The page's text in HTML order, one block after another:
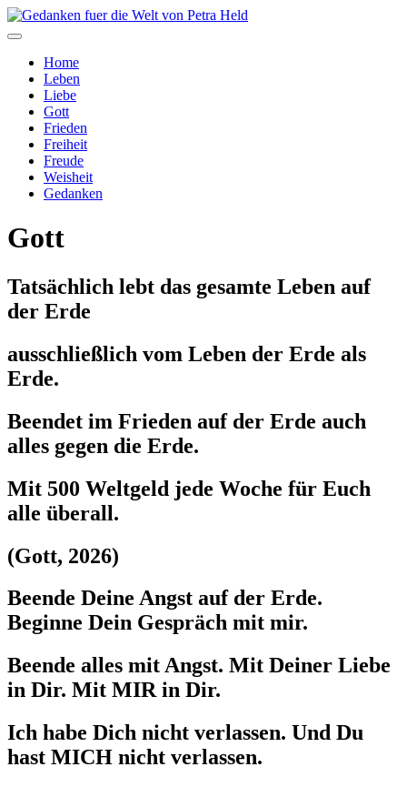
Home
Leben
Liebe
Gott
Frieden
Freiheit
Freude
Weisheit
Gedanken
Gott
Tatsächlich lebt das gesamte Leben auf
der Erde
ausschließlich vom Leben der Erde als
Erde.
Beendet im Frieden auf der Erde auch
alles gegen die Erde.
Mit 500 Weltgeld jede Woche für Euch
alle überall.
(Gott, 2026)
Beende Deine Angst auf der Erde.
Beginne Dein Gespräch mit mir.
Beende alles mit Angst. Mit Deiner Liebe
in Dir. Mit MIR in Dir.
Ich habe Dich nicht verlassen. Und Du
hast MICH nicht verlassen.